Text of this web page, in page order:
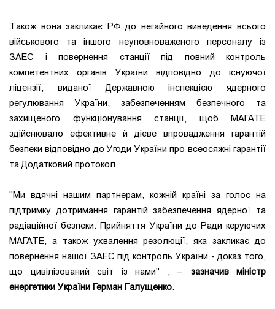
Також вона закликає РФ до негайного виведення всього
військового та іншого неуповноваженого персоналу із
ЗАЕС і повернення станції під повний контроль
компетентних органів України відповідно до існуючої
ліцензії, виданої Державною інспекцією ядерного
регулювання України, забезпеченням безпечного та
захищеного функціонування станції, щоб МАГАТЕ
здійснювало ефективне й дієве впровадження гарантій
безпеки відповідно до Угоди України про всеосяжні гарантії
та Додатковий протокол.
"Ми вдячні нашим партнерам, кожній країні за голос на
підтримку дотримання гарантій забезпечення ядерної та
радіаційної безпеки. Прийняття України до Ради керуючих
МАГАТЕ, а також ухвалення резолюції, яка закликає до
повернення нашої ЗАЕС під контроль України - доказ того,
що цивілізований світ із нами" , – зазначив міністр
енергетики України Герман Галущенко.